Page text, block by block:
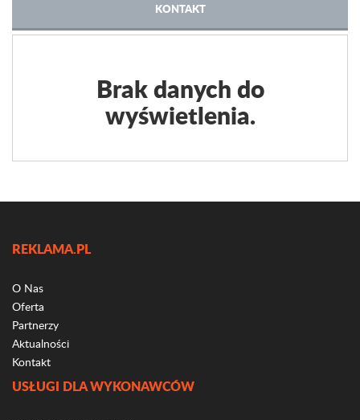
KONTAKT
Brak danych do
wyświetlenia.
REKLAMA.PL
O Nas
Oferta
Partnerzy
Aktualności
Kontakt
USŁUGI DLA WYKONAWCÓW